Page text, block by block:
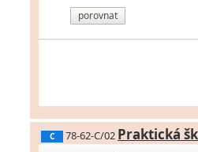
porovnat
C 78-62-C/02 Praktická